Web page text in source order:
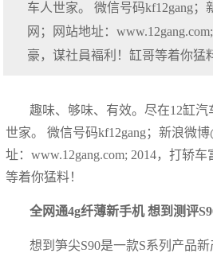
车人世家。 微信号码kf12gang；
网；网站地址：
豪，谋社員褔利！缸哥等着你猛
趣味、够味、有效。尽在12缸
世家。 微信号码kf12gang；新浪微
址：www.12gang.com; 2014，打轿
等着你猛料！
全网通4g纤薄新手机 想到测评
想到笋尖S90是一款S系列产品